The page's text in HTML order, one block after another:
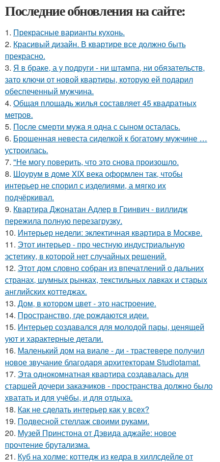
Последние обновления на сайте:
1. Прекрасные варианты кухонь.
2. Красивый дизайн. В квартире все должно быть
прекрасно.
3. Я в браке, а у подруги - ни штампа, ни обязательств,
зато ключи от новой квартиры, которую ей подарил
обеспеченный мужчина.
4. Общая площадь жилья составляет 45 квадратных
метров.
5. После смерти мужа я одна с сыном осталась.
6. Брошенная невеста сиделкой к богатому мужчине …
устроилась.
7. "Не могу поверить, что это снова произошло.
8. Шоурум в доме XIX века оформлен так, чтобы
интерьер не спорил с изделиями, а мягко их
подчёркивал.
9. Квартира Джонатан Адлер в Гринвич - виллидж
пережила полную перезагрузку.
10. Интерьер недели: эклектичная квартира в Москве.
11. Этот интерьер - про честную индустриальную
эстетику, в которой нет случайных решений.
12. Этот дом словно собран из впечатлений о дальних
странах, шумных рынках, текстильных лавках и старых
английских коттеджах.
13. Дом, в котором цвет - это настроение.
14. Пространство, где рождаются идеи.
15. Интерьер создавался для молодой пары, ценящей
уют и характерные детали.
16. Маленький дом на виале - ди - трастевере получил
новое звучание благодаря архитекторам Studiotamat.
17. Эта однокомнатная квартира создавалась для
старшей дочери заказчиков - пространства должно было
хватать и для учёбы, и для отдыха.
18. Как не сделать интерьер как у всех?
19. Подвесной стеллаж своими руками.
20. Музей Принстона от Дэвида аджайе: новое
прочтение брутализма.
21. Куб на холме: коттедж из кедра в хиллсдейле от